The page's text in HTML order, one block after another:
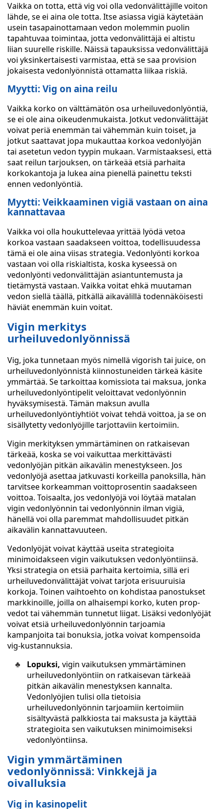
Vaikka on totta, että vig voi olla vedonvälittäjille voiton
lähde, se ei aina ole totta. Itse asiassa vigiä käytetään
usein tasapainottamaan vedon molemmin puolin
tapahtuvaa toimintaa, jotta vedonvälittäjä ei altistu
liian suurelle riskille. Näissä tapauksissa vedonvälittäjä
voi yksinkertaisesti varmistaa, että se saa provision
jokaisesta vedonlyönnistä ottamatta liikaa riskiä.
Myytti: Vig on aina reilu
Vaikka korko on välttämätön osa urheiluvedonlyöntiä,
se ei ole aina oikeudenmukaista. Jotkut vedonvälittäjät
voivat periä enemmän tai vähemmän kuin toiset, ja
jotkut saattavat jopa mukauttaa korkoa vedonlyöjän
tai asetetun vedon tyypin mukaan. Varmistaaksesi, että
saat reilun tarjouksen, on tärkeää etsiä parhaita
korkokantoja ja lukea aina pienellä painettu teksti
ennen vedonlyöntiä.
Myytti: Veikkaaminen vigiä vastaan on aina
kannattavaa
Vaikka voi olla houkuttelevaa yrittää lyödä vetoa
korkoa vastaan saadakseen voittoa, todellisuudessa
tämä ei ole aina viisas strategia. Vedonlyönti korkoa
vastaan voi olla riskialtista, koska kyseessä on
vedonlyönti vedonvälittäjän asiantuntemusta ja
tietämystä vastaan. Vaikka voitat ehkä muutaman
vedon siellä täällä, pitkällä aikavälillä todennäköisesti
häviät enemmän kuin voitat.
Vigin merkitys
urheiluvedonlyönnissä
Vig, joka tunnetaan myös nimellä vigorish tai juice, on
urheiluvedonlyönnistä kiinnostuneiden tärkeä käsite
ymmärtää. Se tarkoittaa komissiota tai maksua, jonka
urheiluvedonlyöntipelit veloittavat vedonlyönnin
hyväksymisestä. Tämän maksun avulla
urheiluvedonlyöntiyhtiöt voivat tehdä voittoa, ja se on
sisällytetty vedonlyöjille tarjottaviin kertoimiin.
Vigin merkityksen ymmärtäminen on ratkaisevan
tärkeää, koska se voi vaikuttaa merkittävästi
vedonlyöjän pitkän aikavälin menestykseen. Jos
vedonlyöjä asettaa jatkuvasti korkeilla panoksilla, hän
tarvitsee korkeamman voittoprosentin saadakseen
voittoa. Toisaalta, jos vedonlyöjä voi löytää matalan
vigin vedonlyönnin tai vedonlyönnin ilman vigiä,
hänellä voi olla paremmat mahdollisuudet pitkän
aikavälin kannattavuuteen.
Vedonlyöjät voivat käyttää useita strategioita
minimoidakseen vigin vaikutuksen vedonlyöntiinsä.
Yksi strategia on etsiä parhaita kertoimia, sillä eri
urheiluvedonvälittäjät voivat tarjota erisuuruisia
korkoja. Toinen vaihtoehto on kohdistaa panostukset
markkinoille, joilla on alhaisempi korko, kuten prop-
vedot tai vähemmän tunnetut liigat. Lisäksi vedonlyöjät
voivat etsiä urheiluvedonlyönnin tarjoamia
kampanjoita tai bonuksia, jotka voivat kompensoida
vig-kustannuksia.
Lopuksi, vigin vaikutuksen ymmärtäminen
urheiluvedonlyöntiin on ratkaisevan tärkeää
pitkän aikavälin menestyksen kannalta.
Vedonlyöjien tulisi olla tietoisia
urheiluvedonlyönnin tarjoamiin kertoimiin
sisältyvästä palkkiosta tai maksusta ja käyttää
strategioita sen vaikutuksen minimoimiseksi
vedonlyöntiinsa.
Vigin ymmärtäminen
vedonlyönnissä: Vinkkejä ja
oivalluksia
Vig in kasinopelit